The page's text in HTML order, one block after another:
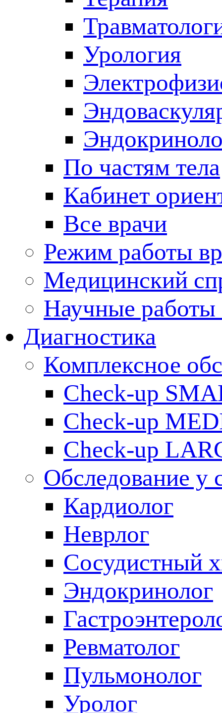
Урология
По частям тела
Кабинет
Все врачи
Режим работы
Медицинский
Научные работы
Диагностика
Комплексное
Check-up
Check-up
Check-up
Обследование у
Кардиолог
Неврлог
Сосудистный
Эндокринолог
Ревматолог
Пульмонолог
Уролог